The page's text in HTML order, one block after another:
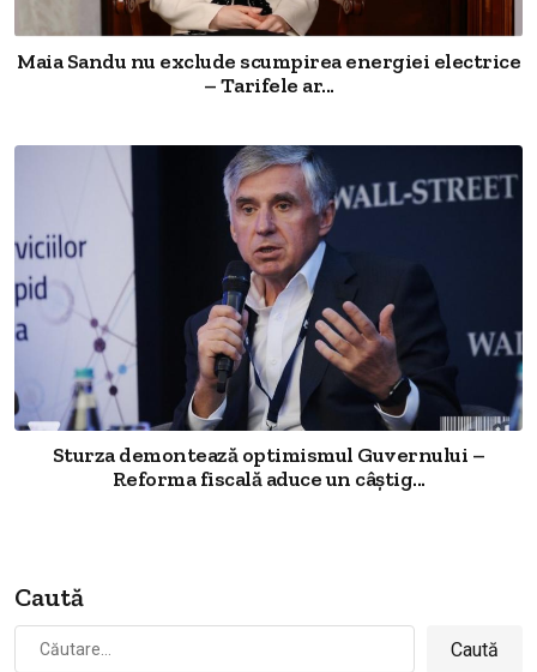
Maia Sandu nu exclude scumpirea energiei electrice
– Tarifele ar...
Sturza demontează optimismul Guvernului –
Reforma fiscală aduce un câștig...
Caută
după: